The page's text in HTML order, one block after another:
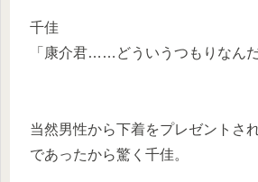
千佳
「康介君……どういうつもりなん
当然男性から下着をプレゼントさ
であったから驚く千佳。